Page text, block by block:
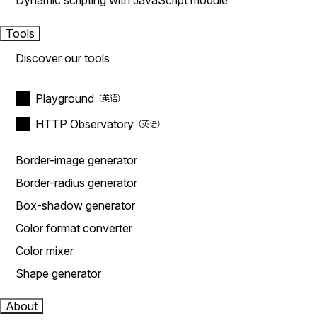
Tools
Discover our tools
Playground
HTTP Observatory
Border-image generator
Border-radius generator
Box-shadow generator
Color format converter
Color mixer
Shape generator
About